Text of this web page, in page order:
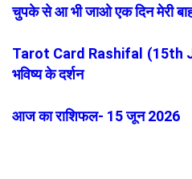
चुपके से आ भी जाओ एक दिन मेरी
Tarot Card Rashifal (15th
भविष्य के दर्शन
आज का राशिफल- 15 जून 2026